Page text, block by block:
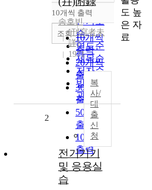
순
인기도
순
연도순
제목순
저자순
발행기
관순
내림차순
10개씩 출력
10개씩
출력
20개씩
출력
30개씩
출력
50개씩
출력
100개씩
출력
조회
송호빈
[刊寫者未
詳]
1971
복
사/
대
출
신
청
2
전기기기
및 응용실
습
도 높
은 자
료